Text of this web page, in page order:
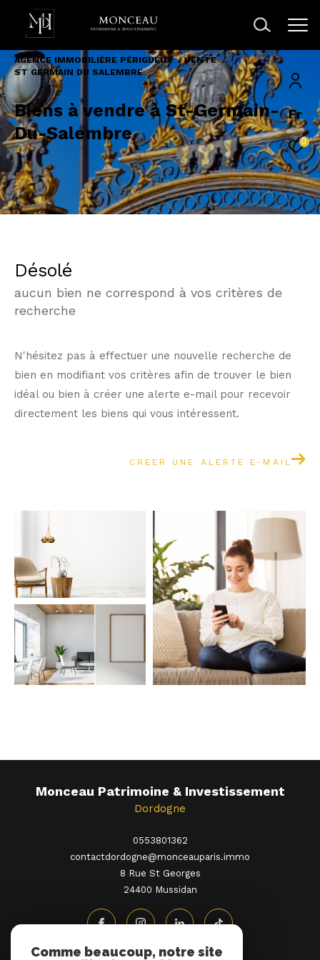
Fr
0
AGENCE IMMOBILIÈRE PÉRIGUEUX
VENTE
ST GERMAIN DU SALEMBRE
Biens à vendre à St-Germain-
Du-Salembre
Désolé
aucun bien ne correspond à vos critères de
recherche
N'hésitez pas à effectuer une nouvelle recherche de
bien en modifiant vos critères afin de trouver le bien
idéal ou bien à créer une alerte e-mail pour recevoir
directement les biens qui vous intéressent.
CREER UNE ALERTE E-MAIL
Monceau Patrimoine & Investissement
Dordogne
0553801362
contactdordogne@monceauparis.immo
8 Rue St Georges
24400
mussidan
Comme beaucoup, notre site